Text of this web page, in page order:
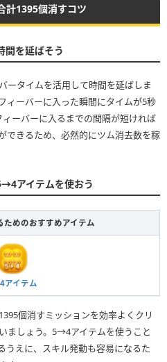
計1395個消すコツ
間を延ばそう
ータイムを活用して時間を延ばしま
ィーバーに入った瞬間にタイムが5秒
ーバーに入るまでの間隔が短ければ
できるため、必然的にツム消去数を稼
アイテムを使おう
ためのおすすめアイテム
イテム
個消すミッションを効率よくクリ
ましょう。5→4アイテムを使うこと
うえに、スキル発動も容易になるた